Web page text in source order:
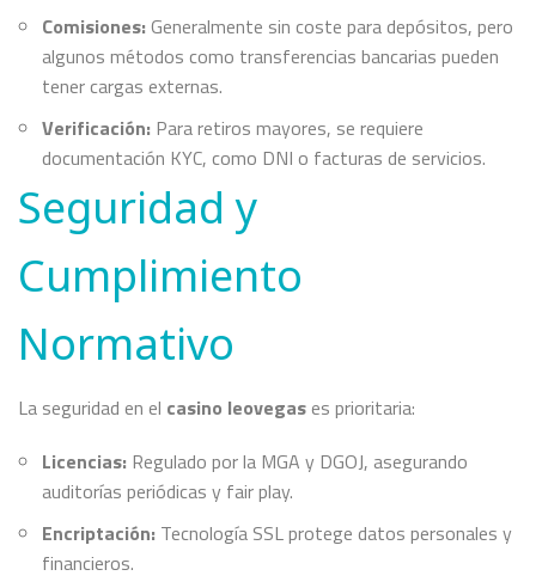
Comisiones: Generalmente sin coste para depósitos, pero
algunos métodos como transferencias bancarias pueden
tener cargas externas.
Verificación: Para retiros mayores, se requiere
documentación KYC, como DNI o facturas de servicios.
Seguridad y
Cumplimiento
Normativo
La seguridad en el casino leovegases prioritaria:
Licencias: Regulado por la MGA y DGOJ, asegurando
auditorías periódicas y fair play.
Encriptación: Tecnología SSL protege datos personales y
financieros.